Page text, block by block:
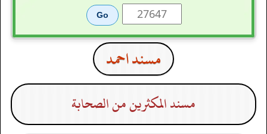
مسند احمد
مسند المكثرين من الصحابة